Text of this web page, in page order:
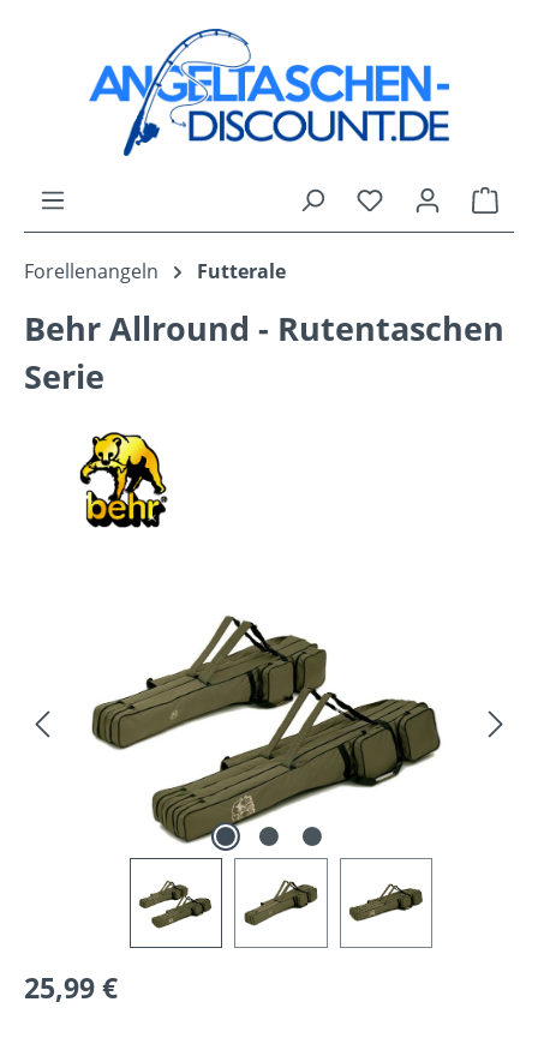
Zum Hauptinhalt springen
Du hast 0
Forellenangeln Futterale
Behr Allround - Rutentaschen
Serie
Regulärer Preis:
25,99 €